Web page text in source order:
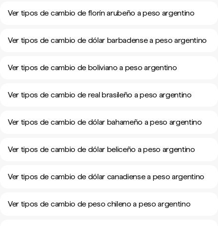
Ver tipos de cambio de florín arubeño a peso argentino
Ver tipos de cambio de dólar barbadense a peso argentino
Ver tipos de cambio de boliviano a peso argentino
Ver tipos de cambio de real brasileño a peso argentino
Ver tipos de cambio de dólar bahameño a peso argentino
Ver tipos de cambio de dólar beliceño a peso argentino
Ver tipos de cambio de dólar canadiense a peso argentino
Ver tipos de cambio de peso chileno a peso argentino